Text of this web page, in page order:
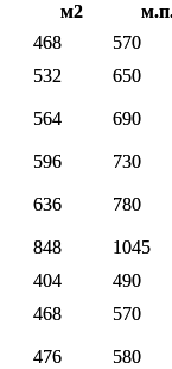
м2
468 570
532 650
564 690
596 730
636 780
848 1045
404 490
468 570
476 580